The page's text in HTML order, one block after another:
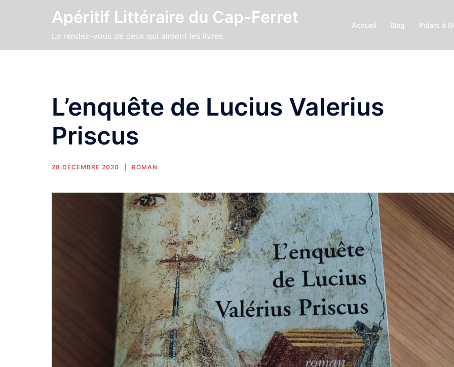
Apéritif Littéraire du Cap-Ferret
Le rendez-vous de ceux qui aiment les livres
Accueil Blog Polars à
L’enquête de Lucius Valerius
Priscus
28 DÉCEMBRE 2020 ROMAN